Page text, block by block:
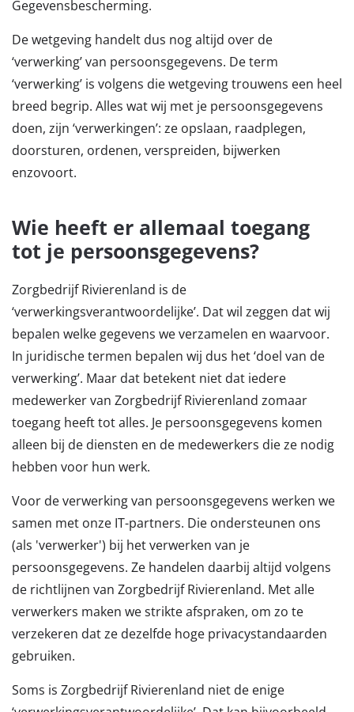
Gegevensbescherming.
De wetgeving handelt dus nog altijd over de
‘verwerking’ van persoonsgegevens. De term
‘verwerking’ is volgens die wetgeving trouwens een heel
breed begrip. Alles wat wij met je persoonsgegevens
doen, zijn ‘verwerkingen’: ze opslaan, raadplegen,
doorsturen, ordenen, verspreiden, bijwerken
enzovoort.
Wie heeft er allemaal toegang
tot je persoonsgegevens?
Zorgbedrijf Rivierenland is de
‘verwerkingsverantwoordelijke’. Dat wil zeggen dat wij
bepalen welke gegevens we verzamelen en waarvoor.
In juridische termen bepalen wij dus het ‘doel van de
verwerking’. Maar dat betekent niet dat iedere
medewerker van Zorgbedrijf Rivierenland zomaar
toegang heeft tot alles. Je persoonsgegevens komen
alleen bij de diensten en de medewerkers die ze nodig
hebben voor hun werk.
Voor de verwerking van persoonsgegevens werken we
samen met onze IT-partners. Die ondersteunen ons
(als 'verwerker') bij het verwerken van je
persoonsgegevens. Ze handelen daarbij altijd volgens
de richtlijnen van Zorgbedrijf Rivierenland. Met alle
verwerkers maken we strikte afspraken, om zo te
verzekeren dat ze dezelfde hoge privacystandaarden
gebruiken.
Soms is Zorgbedrijf Rivierenland niet de enige